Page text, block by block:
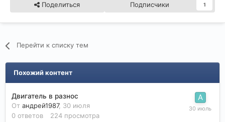
Поделиться Подписчики 1
Перейти к списку тем
Похожий контент
Двигатель в разнос
От андрей1987, 30 июля
0 ответов 224 просмотра